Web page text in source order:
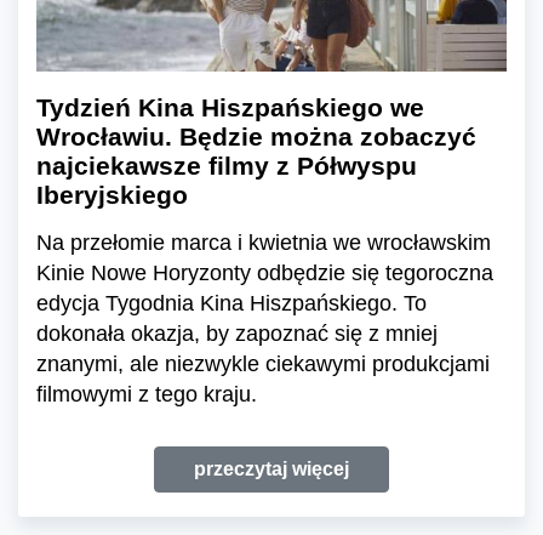
Tydzień Kina Hiszpańskiego we
Wrocławiu. Będzie można zobaczyć
najciekawsze filmy z Półwyspu
Iberyjskiego
Na przełomie marca i kwietnia we wrocławskim
Kinie Nowe Horyzonty odbędzie się tegoroczna
edycja Tygodnia Kina Hiszpańskiego. To
dokonała okazja, by zapoznać się z mniej
znanymi, ale niezwykle ciekawymi produkcjami
filmowymi z tego kraju.
przeczytaj więcej